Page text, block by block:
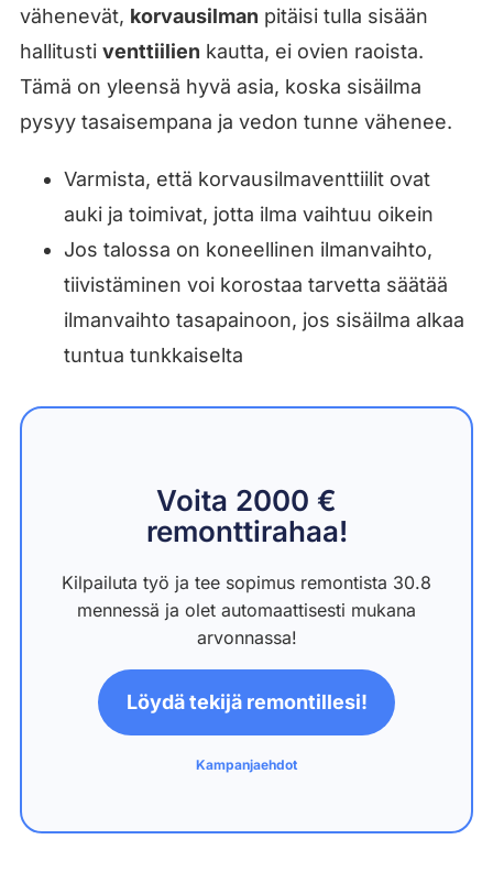
vähenevät, korvausilman pitäisi tulla sisään
hallitusti venttiilien kautta, ei ovien raoista.
Tämä on yleensä hyvä asia, koska sisäilma
pysyy tasaisempana ja vedon tunne vähenee.
Varmista, että korvausilmaventtiilit ovat
auki ja toimivat, jotta ilma vaihtuu oikein
Jos talossa on koneellinen ilmanvaihto,
tiivistäminen voi korostaa tarvetta säätää
ilmanvaihto tasapainoon, jos sisäilma alkaa
tuntua tunkkaiselta
Voita 2000 €
remonttirahaa!
Kilpailuta työ ja tee sopimus remontista 30.8
mennessä ja olet automaattisesti mukana
arvonnassa!
Löydä tekijä remontillesi!
Kampanjaehdot